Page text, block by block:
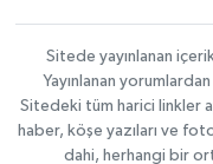
Sitede yayınlanan
Yayınlanan
Sitedeki tüm harici linkler
haber, köşe yazıları ve
dahi, herhangi bir